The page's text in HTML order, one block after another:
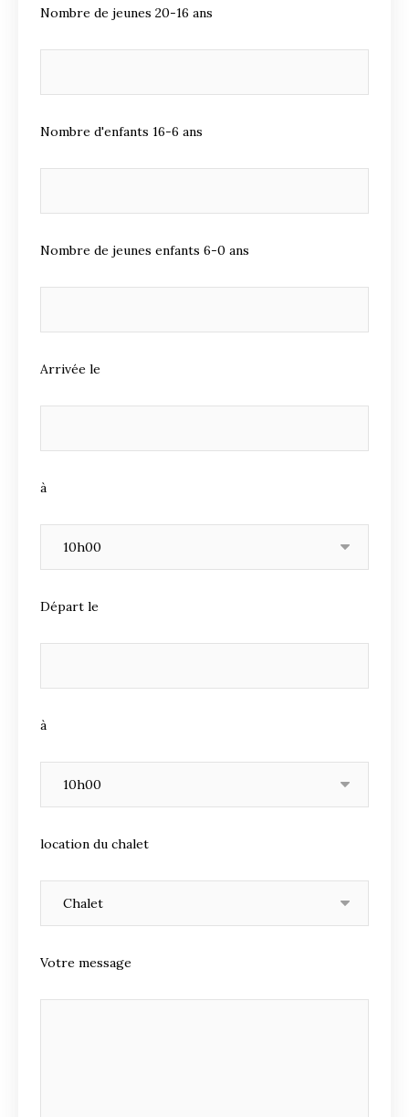
Nombre de jeunes 20-16 ans
Nombre d'enfants 16-6 ans
Nombre de jeunes enfants 6-0 ans
Arrivée le
à
Départ le
à
location du chalet
Votre message